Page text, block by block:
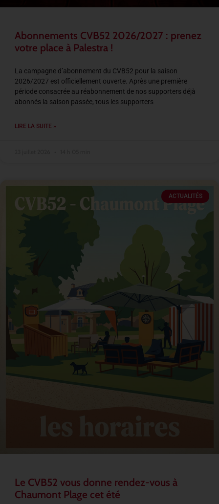
Abonnements CVB52 2026/2027 : prenez
votre place à Palestra !
La campagne d’abonnement du CVB52 pour la saison
2026/2027 est officiellement ouverte. Après une première
période consacrée au réabonnement de nos supporters déjà
abonnés la saison passée, tous les supporters
LIRE LA SUITE »
ACTUALITÉS
Le CVB52 vous donne rendez-vous à
Chaumont Plage cet été